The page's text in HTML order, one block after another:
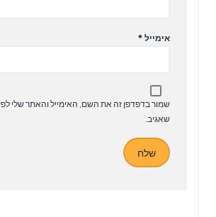
אימייל *
שמור בדפדפן זה את השם, האימייל והאתר שלי
שאגיב.